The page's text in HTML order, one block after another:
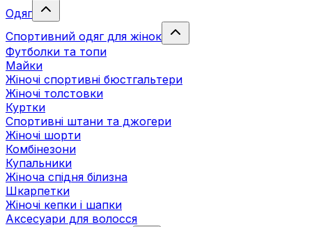
Одяг
Спортивний одяг для жінок
Футболки та топи
Майки
Жіночі спортивні бюстгальтери
Жіночі толстовки
Куртки
Спортивні штани та джогери
Жіночі шорти
Комбінезони
Купальники
Жіноча спідня білизна
Шкарпетки
Жіночі кепки і шапки
Аксесуари для волосся